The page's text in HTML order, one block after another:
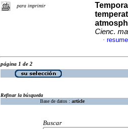
para imprimir
Cienc.
·
página 1 de 2
Refinar la búsqueda
Base de datos : article
Buscar